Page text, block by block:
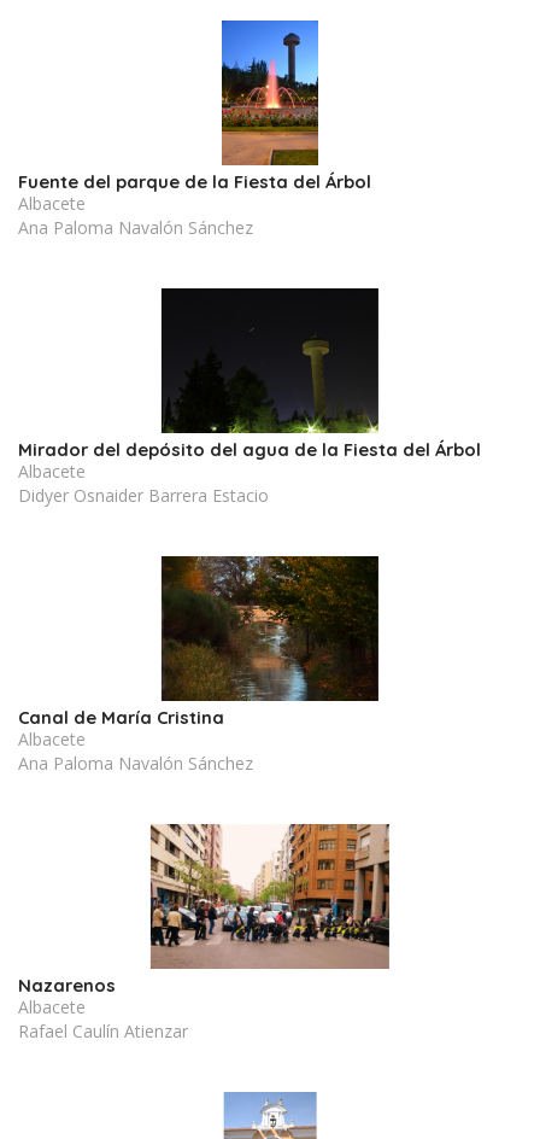
Fuente del parque de la Fiesta del Árbol
Albacete
Ana Paloma Navalón Sánchez
Mirador del depósito del agua de la Fiesta del Árbol
Albacete
Didyer Osnaider Barrera Estacio
Canal de María Cristina
Albacete
Ana Paloma Navalón Sánchez
Nazarenos
Albacete
Rafael Caulín Atienzar